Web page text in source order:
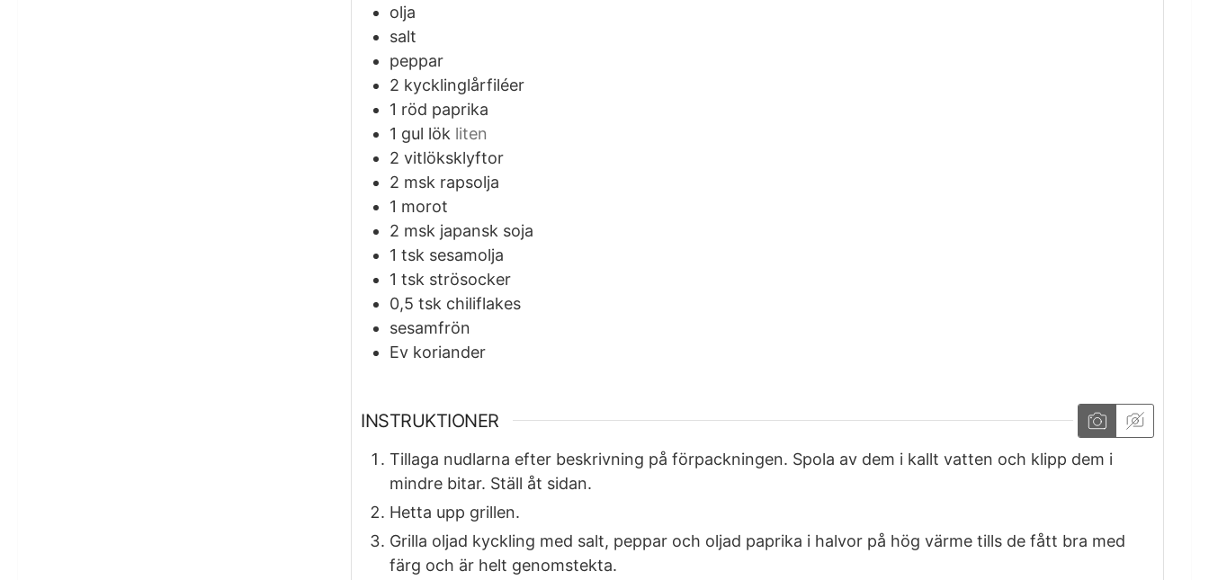
olja
salt
peppar
2 kycklinglårfiléer
1 röd paprika
1 gul lök liten
2 vitlöksklyftor
2 msk rapsolja
1 morot
2 msk japansk soja
1 tsk sesamolja
1 tsk strösocker
0,5 tsk chiliflakes
sesamfrön
Ev koriander
INSTRUKTIONER
Tillaga nudlarna efter beskrivning på förpackningen. Spola av dem i kallt vatten och klipp dem i
mindre bitar. Ställ åt sidan.
Hetta upp grillen.
Grilla oljad kyckling med salt, peppar och oljad paprika i halvor på hög värme tills de fått bra med
färg och är helt genomstekta.